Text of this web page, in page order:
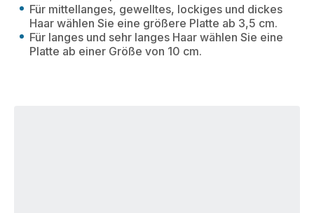
Für mittellanges, gewelltes, lockiges und dickes
Haar wählen Sie eine größere Platte ab 3,5 cm.
Für langes und sehr langes Haar wählen Sie eine
Platte ab einer Größe von 10 cm.